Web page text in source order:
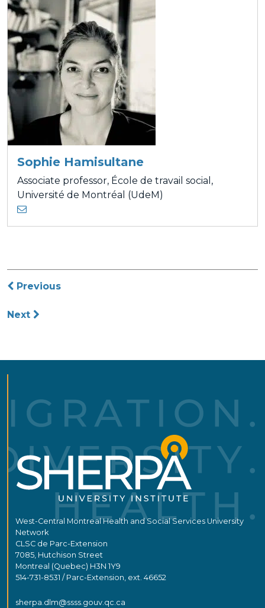
Sophie Hamisultane
Associate professor, École de travail social,
Université de Montréal (UdeM)
Post
Previous
Next
West-Central Montreal Health and Social Services University
Network
CLSC de Parc-Extension
7085, Hutchison Street
Montreal (Quebec) H3N 1Y9
514-731-8531 / Parc-Extension, ext. 46652
sherpa.dlm@ssss.gouv.qc.ca